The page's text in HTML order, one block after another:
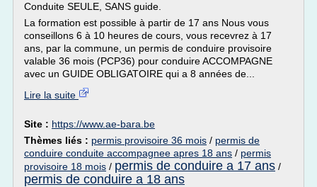
Conduite SEULE, SANS guide.
La formation est possible à partir de 17 ans Nous vous
conseillons 6 à 10 heures de cours, vous recevrez à 17
ans, par la commune, un permis de conduire provisoire
valable 36 mois (PCP36) pour conduire ACCOMPAGNE
avec un GUIDE OBLIGATOIRE qui a 8 années de...
Lire la suite
Site : https://www.ae-bara.be
Thèmes liés : permis provisoire 36 mois / permis de
conduire conduite accompagnee apres 18 ans / permis
provisoire 18 mois / permis de conduire a 17 ans /
permis de conduire a 18 ans